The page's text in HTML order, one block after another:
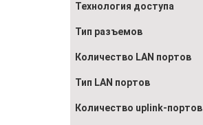
Технология доступа
Тип разъемов
Количество LAN портов
Тип LAN портов
Количество uplink-портов